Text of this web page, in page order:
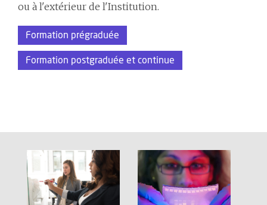
ou à l'extérieur de l'Institution.
Formation prégraduée
Formation postgraduée et continue